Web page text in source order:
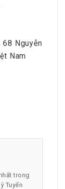
68 Nguyễn
Nam
trong
Tuyển